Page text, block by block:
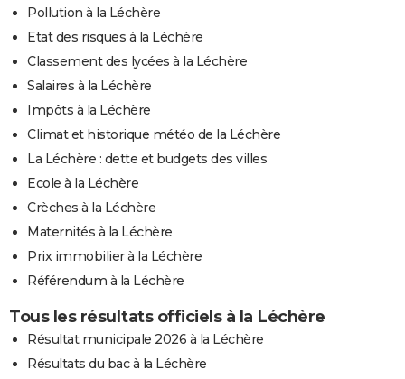
Pollution à la Léchère
Etat des risques à la Léchère
Classement des lycées à la Léchère
Salaires à la Léchère
Impôts à la Léchère
Climat et historique météo de la Léchère
La Léchère : dette et budgets des villes
Ecole à la Léchère
Crèches à la Léchère
Maternités à la Léchère
Prix immobilier à la Léchère
Référendum à la Léchère
Tous les résultats officiels à la Léchère
Résultat municipale 2026 à la Léchère
Résultats du bac à la Léchère